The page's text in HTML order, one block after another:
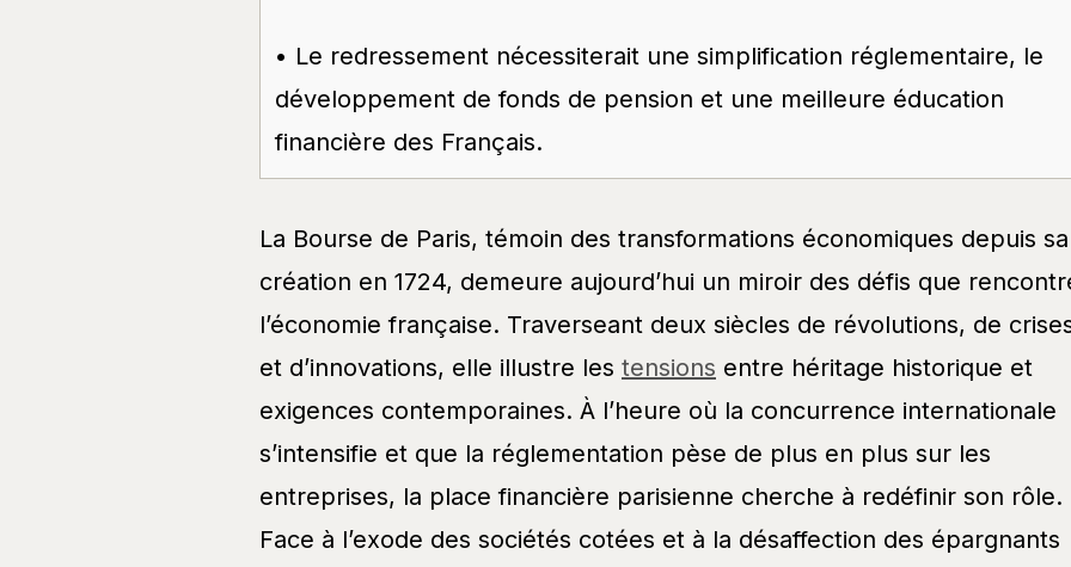
• Le redressement nécessiterait une simplification réglementaire, le
développement de fonds de pension et une meilleure éducation
financière des Français.
La Bourse de Paris, témoin des transformations économiques depuis sa
création en 1724, demeure aujourd’hui un miroir des défis que
l’économie française. Traverseant deux siècles de révolutions, de
et d’innovations, elle illustre les tensions entre héritage historique et
exigences contemporaines. À l’heure où la concurrence internationale
s’intensifie et que la réglementation pèse de plus en plus sur les
entreprises, la place financière parisienne cherche à redéfinir son rôle.
Face à l’exode des sociétés cotées et à la désaffection des épargnants